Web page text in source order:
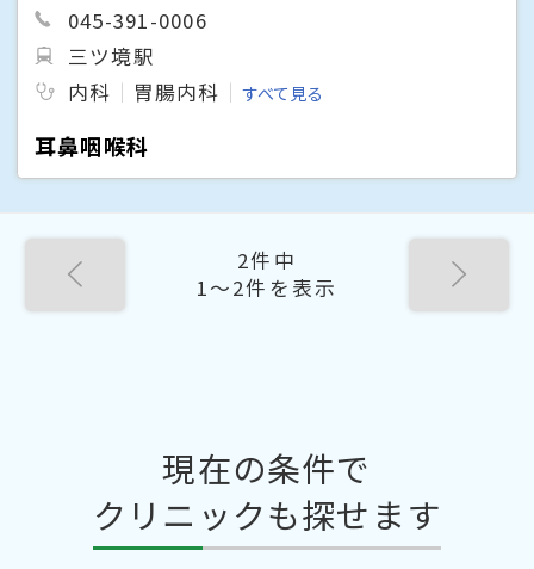
045-391-0006
三ツ境駅
内科
胃腸内科 すべて見る
耳鼻咽喉科
2件中
1〜2件を表示
現在の条件で
クリニックも探せます